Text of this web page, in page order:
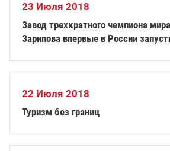
23 Июля 2018
Завод трехкратного чемпиона
Зарипова впервые в России
22 Июля 2018
Туризм без границ